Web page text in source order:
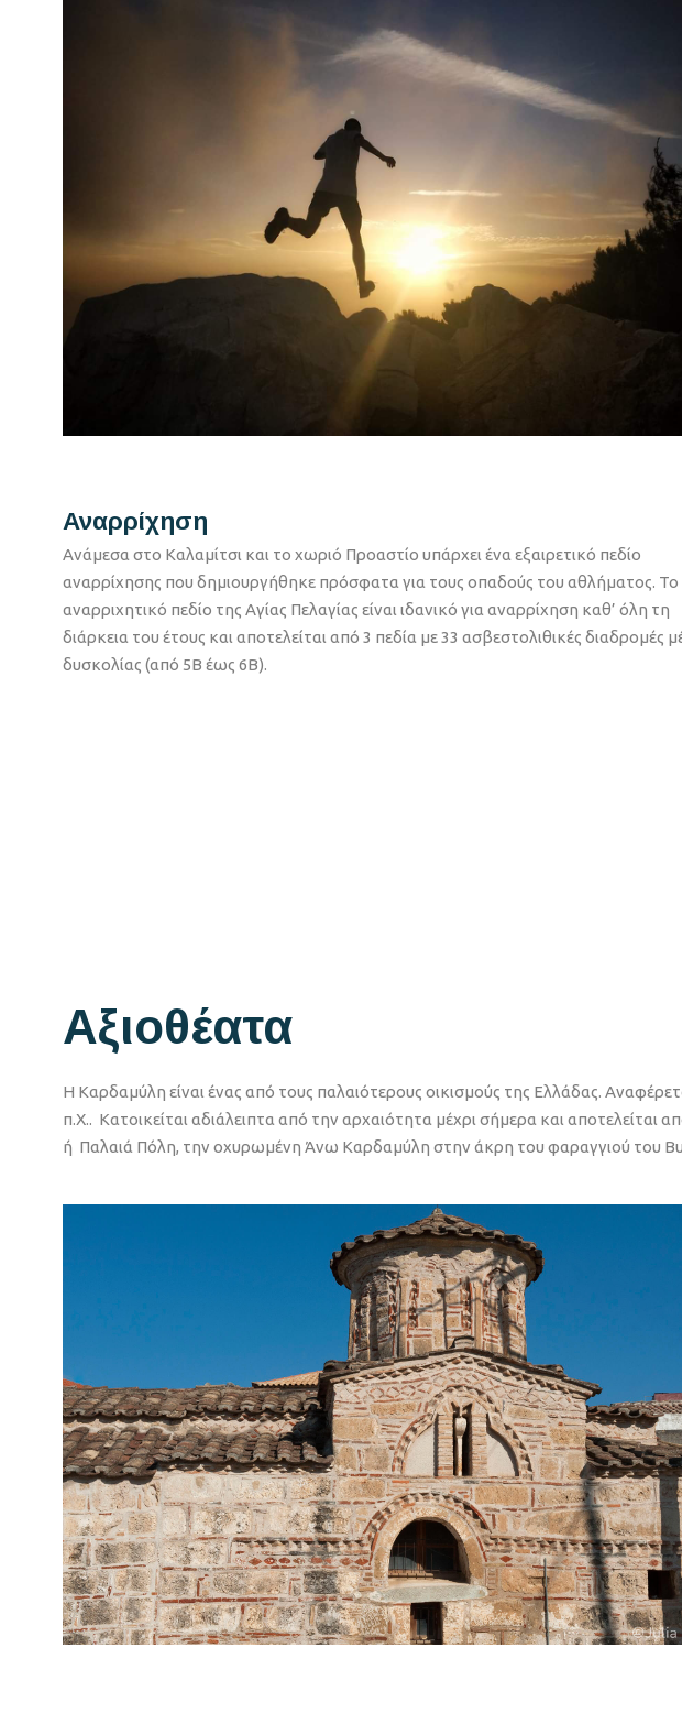
Αναρρίχηση
Ανάμεσα στο Καλαμίτσι και το χωριό Προαστίο υπάρχει ένα εξαιρετικό πεδίο
αναρρίχησης που δημιουργήθηκε πρόσφατα για τους οπαδούς του αθλήματος. Το
αναρριχητικό πεδίο της Αγίας Πελαγίας είναι ιδανικό για αναρρίχηση καθ’ όλη τη
διάρκεια του έτους και αποτελείται από 3 πεδία με 33 ασβεστολιθικές διαδρομές
δυσκολίας (από 5Β έως 6Β).
Αξιοθέατα
Η Καρδαμύλη είναι ένας από τους παλαιότερους οικισμούς της Ελλάδας.
π.Χ.. Κατοικείται αδιάλειπτα από την αρχαιότητα μέχρι σήμερα και
ή Παλαιά Πόλη, την οχυρωμένη Άνω Καρδαμύλη στην άκρη του φαραγγιού του